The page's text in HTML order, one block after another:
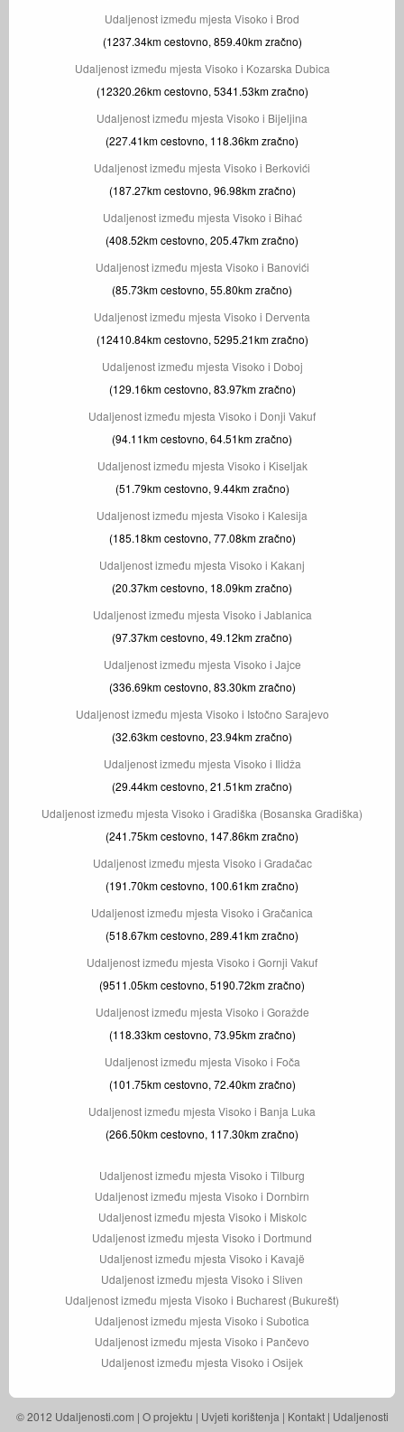
Udaljenost između mjesta Visoko i Brod
(1237.34km cestovno, 859.40km zračno)
Udaljenost između mjesta Visoko i Kozarska Dubica
(12320.26km cestovno, 5341.53km zračno)
Udaljenost između mjesta Visoko i Bijeljina
(227.41km cestovno, 118.36km zračno)
Udaljenost između mjesta Visoko i Berkovići
(187.27km cestovno, 96.98km zračno)
Udaljenost između mjesta Visoko i Bihać
(408.52km cestovno, 205.47km zračno)
Udaljenost između mjesta Visoko i Banovići
(85.73km cestovno, 55.80km zračno)
Udaljenost između mjesta Visoko i Derventa
(12410.84km cestovno, 5295.21km zračno)
Udaljenost između mjesta Visoko i Doboj
(129.16km cestovno, 83.97km zračno)
Udaljenost između mjesta Visoko i Donji Vakuf
(94.11km cestovno, 64.51km zračno)
Udaljenost između mjesta Visoko i Kiseljak
(51.79km cestovno, 9.44km zračno)
Udaljenost između mjesta Visoko i Kalesija
(185.18km cestovno, 77.08km zračno)
Udaljenost između mjesta Visoko i Kakanj
(20.37km cestovno, 18.09km zračno)
Udaljenost između mjesta Visoko i Jablanica
(97.37km cestovno, 49.12km zračno)
Udaljenost između mjesta Visoko i Jajce
(336.69km cestovno, 83.30km zračno)
Udaljenost između mjesta Visoko i Istočno Sarajevo
(32.63km cestovno, 23.94km zračno)
Udaljenost između mjesta Visoko i Ilidža
(29.44km cestovno, 21.51km zračno)
Udaljenost između mjesta Visoko i Gradiška (Bosanska Gradiška)
(241.75km cestovno, 147.86km zračno)
Udaljenost između mjesta Visoko i Gradačac
(191.70km cestovno, 100.61km zračno)
Udaljenost između mjesta Visoko i Gračanica
(518.67km cestovno, 289.41km zračno)
Udaljenost između mjesta Visoko i Gornji Vakuf
(9511.05km cestovno, 5190.72km zračno)
Udaljenost između mjesta Visoko i Goražde
(118.33km cestovno, 73.95km zračno)
Udaljenost između mjesta Visoko i Foča
(101.75km cestovno, 72.40km zračno)
Udaljenost između mjesta Visoko i Banja Luka
(266.50km cestovno, 117.30km zračno)
Udaljenost između mjesta Visoko i Tilburg
Udaljenost između mjesta Visoko i Dornbirn
Udaljenost između mjesta Visoko i Miskolc
Udaljenost između mjesta Visoko i Dortmund
Udaljenost između mjesta Visoko i Kavajë
Udaljenost između mjesta Visoko i Sliven
Udaljenost između mjesta Visoko i Bucharest (Bukurešt)
Udaljenost između mjesta Visoko i Subotica
Udaljenost između mjesta Visoko i Pančevo
Udaljenost između mjesta Visoko i Osijek
© 2012 Udaljenosti.com | O projektu | Uvjeti korištenja | Kontakt| Udaljenosti